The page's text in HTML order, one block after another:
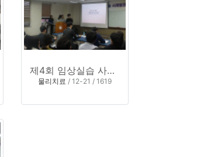
제4회 임상실습 사례 발표회 5
물리치료 / 12-21 / 1619